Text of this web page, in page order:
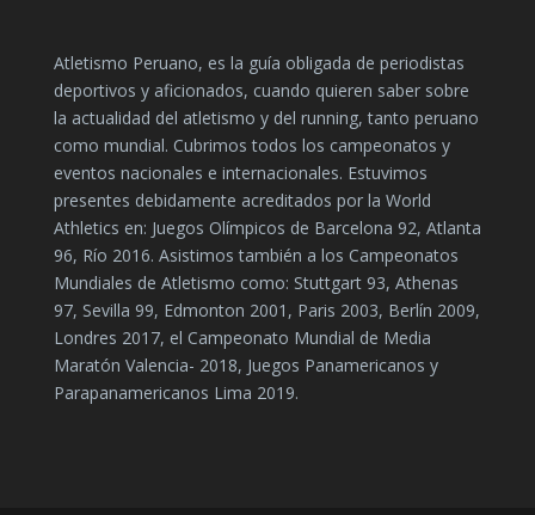
Atletismo Peruano, es la guía obligada de periodistas
deportivos y aficionados, cuando quieren saber sobre
la actualidad del atletismo y del running, tanto peruano
como mundial. Cubrimos todos los campeonatos y
eventos nacionales e internacionales. Estuvimos
presentes debidamente acreditados por la World
Athletics en: Juegos Olímpicos de Barcelona 92, Atlanta
96, Río 2016. Asistimos también a los Campeonatos
Mundiales de Atletismo como: Stuttgart 93, Athenas
97, Sevilla 99, Edmonton 2001, Paris 2003, Berlín 2009,
Londres 2017, el Campeonato Mundial de Media
Maratón Valencia- 2018, Juegos Panamericanos y
Parapanamericanos Lima 2019.